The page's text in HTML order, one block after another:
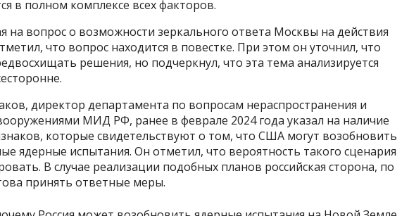
в полном комплексе всех факторов.
на вопрос о возможности зеркального ответа Москвы на действия
что вопрос находится в повестке. При этом он уточнил, что
решения, но подчеркнул, что эта тема анализируется
директор департамента по вопросам нераспространения и
МИД РФ, ранее в феврале 2024 года указал на наличие
которые свидетельствуют о том, что США могут возобновить
ядерные испытания. Он отметил, что вероятность такого сценария
В случае реализации подобных планов российская сторона, по
принять ответные меры.